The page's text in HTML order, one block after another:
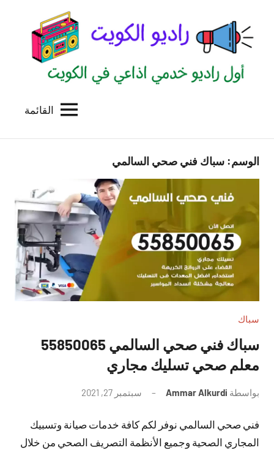
المحتوى
الكويت
للاعلانات
القائمة
الوسم: سباك فني صحي السالمي
سباك
سباك فني صحي السالمي 55850065
معلم صحي تسليك مجاري
بواسطة Ammar Alkurdi سبتمبر 27, 2021
تعليقات
فني صحي السالمي نوفر لكم كافة خدمات صيانة وتسبيك
المجاري الصحية وجميع الأنظمة التصريف الصحي من خلال